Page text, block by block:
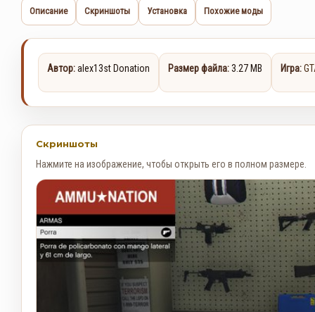
Описание Скриншоты Установка Похожие моды
Автор:alex13st Donation Размер файла:3.27 MB Игра:
Скриншоты
Нажмите на изображение, чтобы открыть его в полном размере.